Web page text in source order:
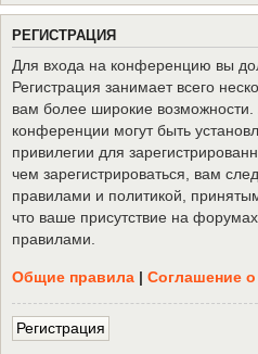
РЕГИСТРАЦИЯ
Для входа на конференцию вы
Регистрация занимает всего
вам более широкие
конференции могут быть
привилегии для
чем зарегистрироваться, вам
правилами и политикой,
что ваше присутствие на
правилами.
Общие правила | Соглашение
Регистрация